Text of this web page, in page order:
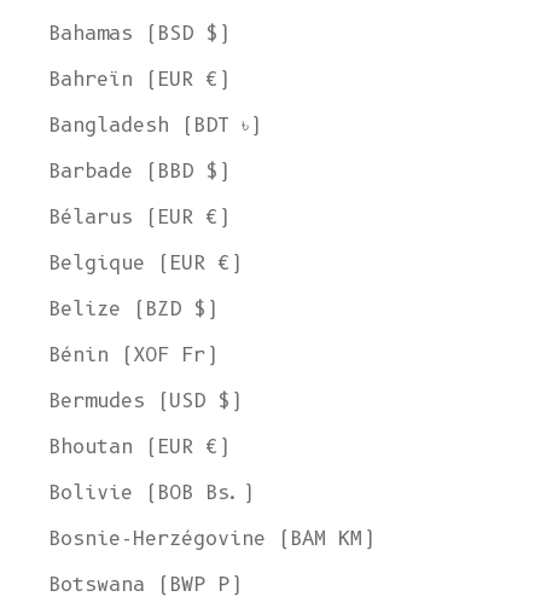
Bahamas (BSD $)
Bahreïn (EUR €)
Bangladesh (BDT ৳)
Barbade (BBD $)
Bélarus (EUR €)
Belgique (EUR €)
Belize (BZD $)
Bénin (XOF Fr)
Bermudes (USD $)
Bhoutan (EUR €)
Bolivie (BOB Bs.)
Bosnie-Herzégovine (BAM КМ)
Botswana (BWP P)